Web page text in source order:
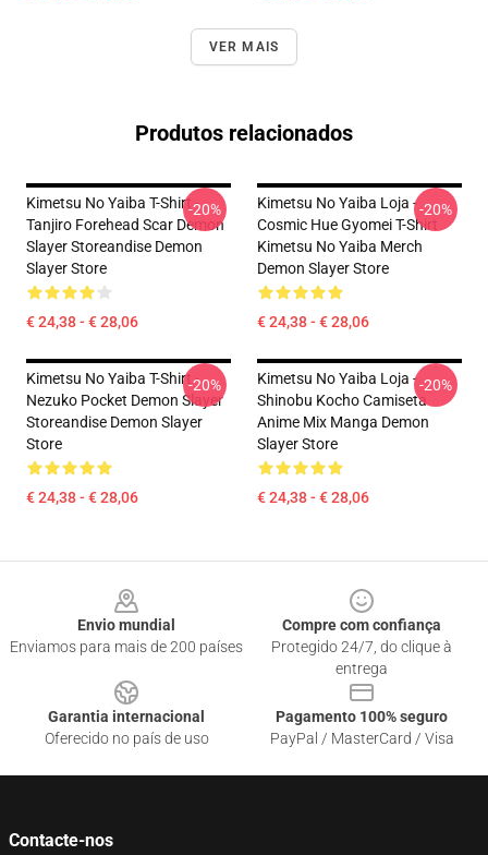
VER MAIS
Produtos relacionados
Kimetsu No Yaiba T-Shirt -
Tanjiro Forehead Scar Demon
Slayer Storeandise Demon
Slayer Store
€ 24,38 - € 28,06
-20%
Kimetsu No Yaiba Loja -
Cosmic Hue Gyomei T-Shirt
Kimetsu No Yaiba Merch
Demon Slayer Store
€ 24,38 - € 28,06
-20%
Kimetsu No Yaiba T-Shirt -
Nezuko Pocket Demon Slayer
Storeandise Demon Slayer
Store
€ 24,38 - € 28,06
-20%
Kimetsu No Yaiba Loja -
Shinobu Kocho Camiseta
Anime Mix Manga Demon
Slayer Store
€ 24,38 - € 28,06
-20%
Envio mundial
Enviamos para mais de 200 países
Compre com confiança
Protegido 24/7, do clique à
entrega
Garantia internacional
Oferecido no país de uso
Pagamento 100% seguro
PayPal / MasterCard / Visa
Contacte-nos